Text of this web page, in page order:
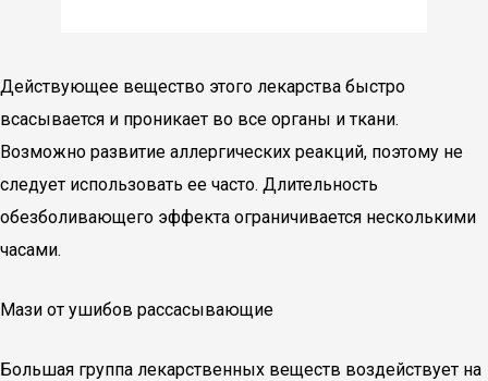
Действующее вещество этого лекарства быстро
всасывается и проникает во все органы и ткани.
Возможно развитие аллергических реакций, поэтому не
следует использовать ее часто. Длительность
обезболивающего эффекта ограничивается несколькими
часами.
Мази от ушибов рассасывающие
Большая группа лекарственных веществ воздействует на